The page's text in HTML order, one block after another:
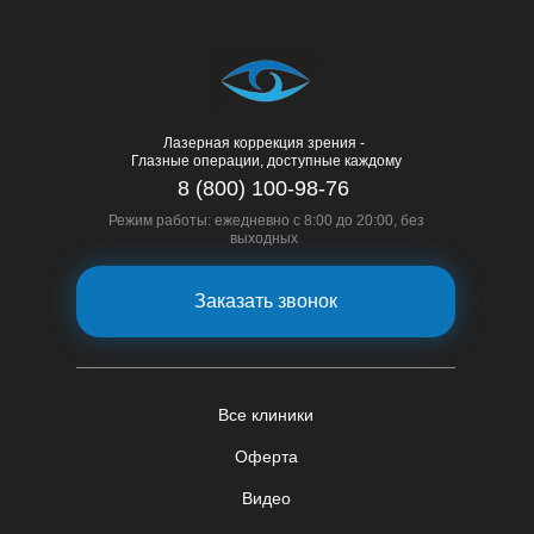
Лазерная коррекция зрения -
Глазные операции, доступные каждому
Оферта
Видео
Все клиники
8 (800) 100-98-76
Режим работы: ежедневно с 8:00 до 20:00, без
выходных
Заказать звонок